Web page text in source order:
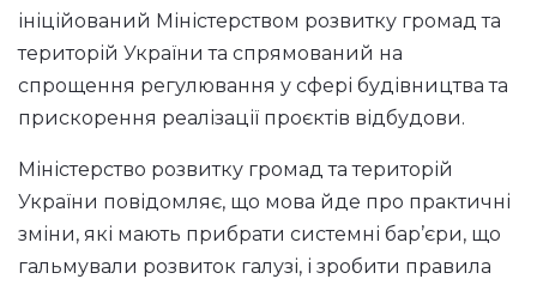
ініційований Міністерством розвитку громад та
територій України та спрямований на
спрощення регулювання у сфері будівництва та
прискорення реалізації проєктів відбудови.
Міністерство розвитку громад та територій
України повідомляє, що мова йде про практичні
зміни, які мають прибрати системні бар’єри, що
гальмували розвиток галузі, і зробити правила